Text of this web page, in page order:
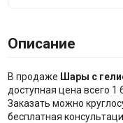
Описание
В продаже Шары с
доступная цена всего 1
Заказать можно
бесплатная